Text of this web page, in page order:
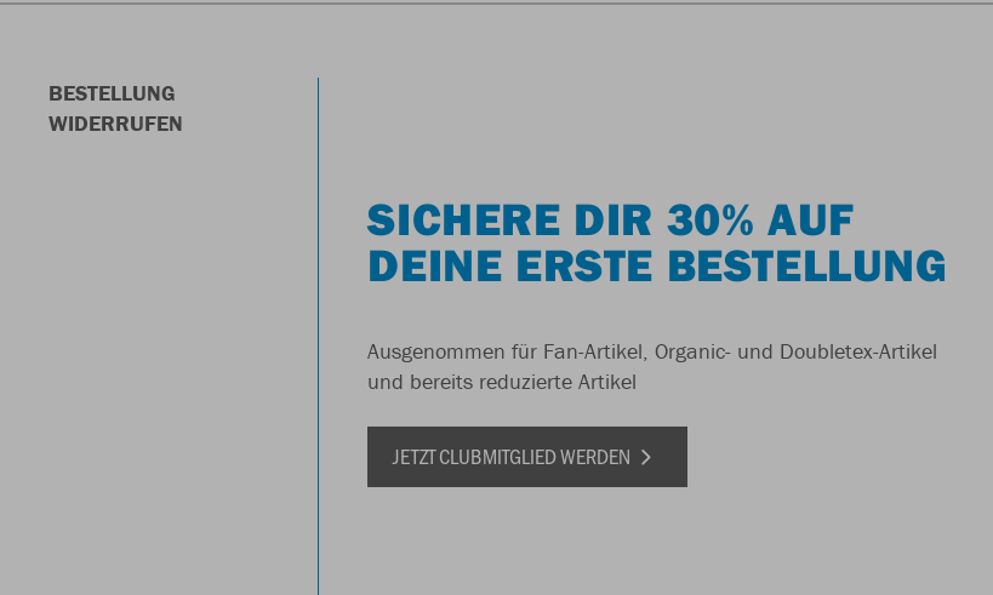
BESTELLUNG
WIDERRUFEN
SICHERE DIR 30% AUF
DEINE ERSTE BESTELLUNG
Ausgenommen für Fan-Artikel, Organic- und Doubletex-Artikel
und bereits reduzierte Artikel
JETZT CLUBMITGLIED WERDEN